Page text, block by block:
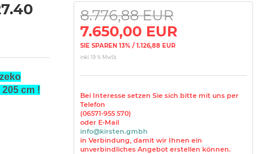
cm !
8.776,88 EUR
7.650,00 EUR
SIE SPAREN 13% / 1.126,88 EUR
inkl. 19 % MwSt.
Bei Interesse setzen Sie sich bitte mit uns per
Telefon
(06571-955 570)
oder E-Mail
info@kirsten.gmbh
in Verbindung, damit wir Ihnen ein
unverbindliches Angebot erstellen können.